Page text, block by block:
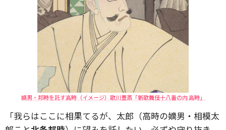
嫡男・邦時を託す高時（イメージ）歌川豊斎「新歌舞伎十八番の内 高時」
「我らはここに相果てるが、太郎（高時の嫡男・相模太